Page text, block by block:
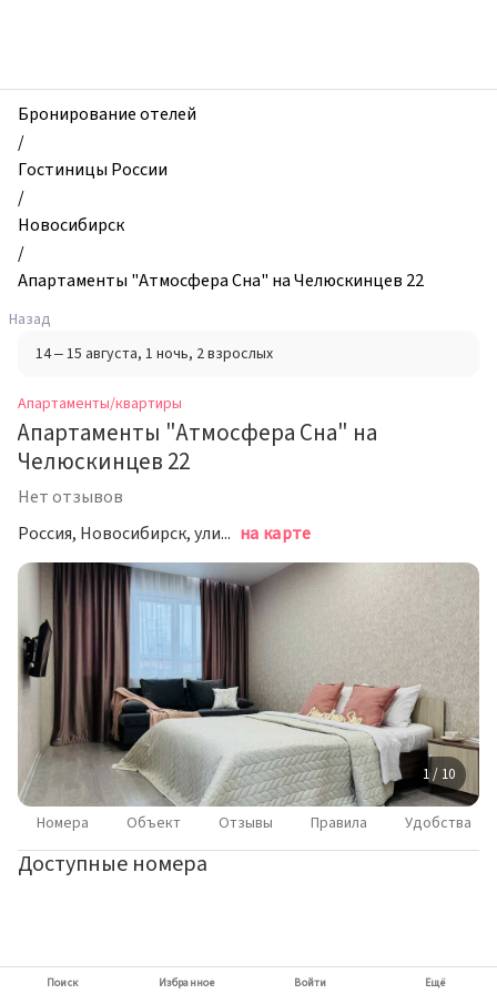
и
квартиры,
Апартаменты
"Aтмосферa
Снa"
на
Челюскинцев
22,
Новосибирск,
Россия
Бронирование отелей
/
Гостиницы России
/
Новосибирск
/
Апартаменты "Aтмосферa Снa" на Челюскинцев 22
Назад
14 – 15 августа, 1 ночь, 2 взрослых
Апартаменты/квартиры
Апартаменты "Aтмосферa Снa" на
Челюскинцев 22
Нет отзывов
Россия, Новосибирск, улица Челюскинцев, 22 на карте
1 / 10
Номера Объект Отзывы Правила Удобства
Доступные номера
Поиск Избранное Войти Ещё